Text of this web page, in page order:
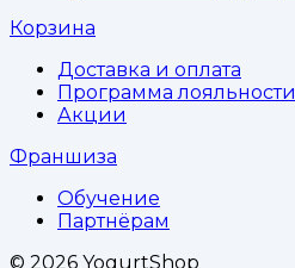
Корзина
Доставка и оплата
Программа лояльности
Акции
Франшиза
Обучение
Партнёрам
© 2026 YogurtShop